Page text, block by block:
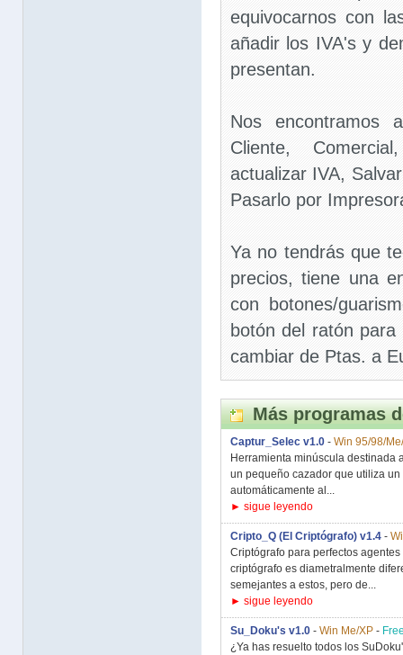
equivocarnos con
añadir los IVA's y
presentan.
Nos encontramos
Cliente,
actualizar IVA,
Pasarlo por
Ya no tendrás que
precios, tiene una
con botones/
botón del ratón
cambiar de Ptas. a
Más programas
Captur_Selec v1.0 - Win 95/98/
Herramienta minúscula destinada
un pequeño cazador que utiliza
automáticamente al...
► sigue leyendo
Cripto_Q (El Criptógrafo) v1.4 -
Criptógrafo para perfectos
criptógrafo es diametralmente
semejantes a estos, pero de...
► sigue leyendo
Su_Doku's v1.0 - Win Me/XP -
¿Ya has resuelto todos los